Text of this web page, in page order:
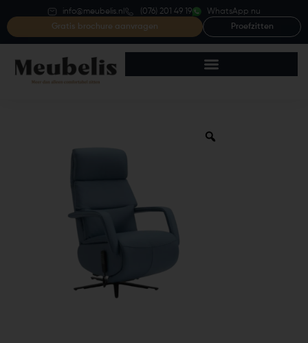
info@meubelis.nl (076) 201 49 19
WhatsApp nu
Gratis brochure aanvragen
Proefzitten